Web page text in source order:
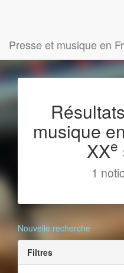
Presse et musique en
musique
XXe
1
Nouvelle recherche
Filtres